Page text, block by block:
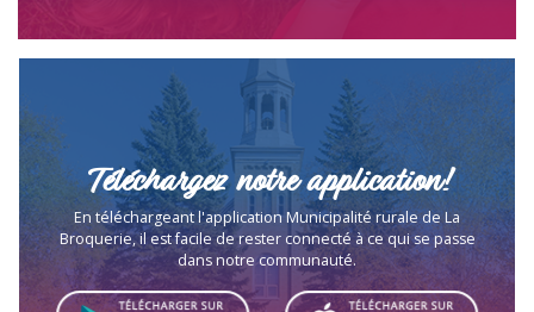
Téléchargez notre application!
En téléchargeant l'application Municipalité rurale de La
Broquerie, il est facile de rester connecté à ce qui se passe
dans notre communauté.